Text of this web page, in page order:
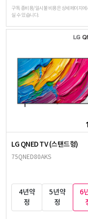
구독 총비용/일시불 비용은 상세페이지에
실 수 있습니다.
LG QNED TV (스탠드형)
75QNED80AKS
4년약
정
5년약
정
6